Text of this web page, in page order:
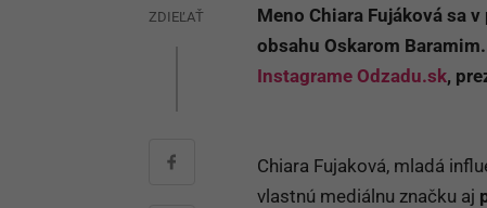
ZDIEĽAŤ
Meno Chiara Fujáková sa
obsahu Oskarom Baramim.
Instagrame Odzadu.sk,
Chiara Fujaková, mladá
vlastnú mediálnu značku aj